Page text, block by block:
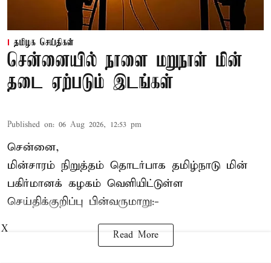
தமிழக செய்திகள்
சென்னையில் நாளை மறுநாள் மின்
தடை ஏற்படும் இடங்கள்
Published on: 06 Aug 2026, 12:53 pm
சென்னை,
மின்சாரம் நிறுத்தம் தொடர்பாக தமிழ்நாடு மின்
பகிர்மானக் கழகம் வெளியிட்டுள்ள
செய்திக்குறிப்பு பின்வருமாறு:-
Read More
X